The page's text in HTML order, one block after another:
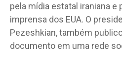
pela mídia estatal iraniana e
imprensa dos EUA. O
Pezeshkian, também
documento em uma rede